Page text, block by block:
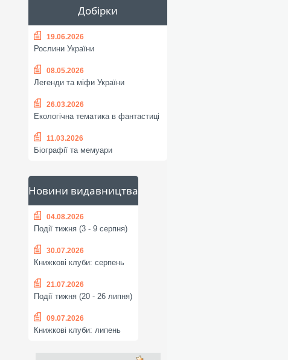
Добірки
19.06.2026
Рослини України
08.05.2026
Легенди та міфи України
26.03.2026
Екологічна тематика в фантастиці
11.03.2026
Біографії та мемуари
Новини видавництва
04.08.2026
Події тижня (3 - 9 серпня)
30.07.2026
Книжкові клуби: серпень
21.07.2026
Події тижня (20 - 26 липня)
09.07.2026
Книжкові клуби: липень